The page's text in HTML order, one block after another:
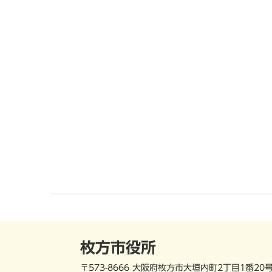
枚方市役所
〒573-8666 大阪府枚方市大垣内町2丁目1番20